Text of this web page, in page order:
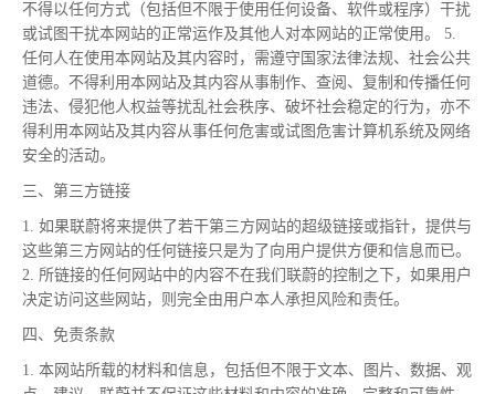
不得以任何方式（包括但不限于使用任何设备、软件或程序）干扰
或试图干扰本网站的正常运作及其他人对本网站的正常使用。 5.
任何人在使用本网站及其内容时，需遵守国家法律法规、社会公共
道德。不得利用本网站及其内容从事制作、查阅、复制和传播任何
违法、侵犯他人权益等扰乱社会秩序、破坏社会稳定的行为，亦不
得利用本网站及其内容从事任何危害或试图危害计算机系统及网络
安全的活动。
三、第三方链接
1. 如果联蔚将来提供了若干第三方网站的超级链接或指针，提供与
这些第三方网站的任何链接只是为了向用户提供方便和信息而已。
2. 所链接的任何网站中的内容不在我们联蔚的控制之下，如果用户
决定访问这些网站，则完全由用户本人承担风险和责任。
四、免责条款
1. 本网站所载的材料和信息，包括但不限于文本、图片、数据、观